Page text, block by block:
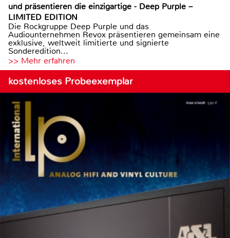
und präsentieren die einzigartige - Deep Purple –
LIMITED EDITION
Die Rockgruppe Deep Purple und das
Audiounternehmen Revox präsentieren gemeinsam eine
exklusive, weltweit limitierte und signierte
Sonderedition...
>> Mehr erfahren
kostenloses Probeexemplar